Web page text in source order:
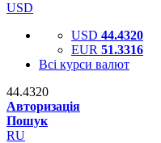
USD
USD 44.4320
EUR 51.3316
Всі курси валют
44.4320
Авторизація
Пошук
RU